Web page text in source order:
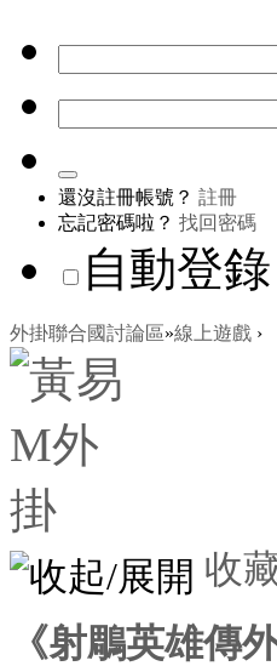
還沒註冊帳號？ 註冊
忘記密碼啦？ 找回密碼
自動登錄
外掛聯合國討論區»線上遊戲 ›
收
《射鵰英雄傳